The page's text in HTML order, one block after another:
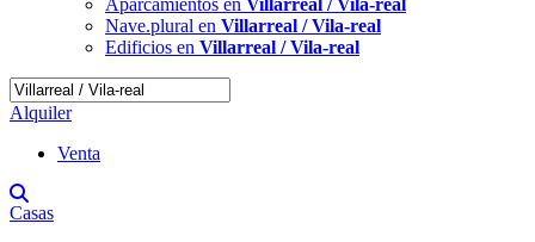
Aparcamientos en Villarreal / Vila-real
Nave.plural en Villarreal / Vila-real
Edificios en Villarreal / Vila-real
Alquiler
Venta
Casas